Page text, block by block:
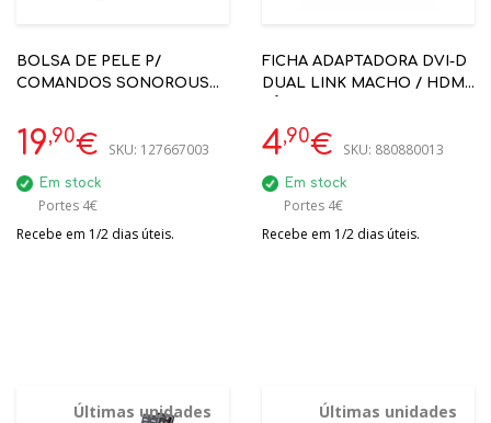
BOLSA DE PELE P/
COMANDOS SONOROUS
19,90€ SKU: 127667003
Em stock
Portes 4€
Recebe em 1/2 dias úteis.
FICHA ADAPTADORA DVI-D
DUAL LINK MACHO / HDMI
REFªADPDVIHDMI01
4,90€ SKU: 880880013
Em stock
Portes 4€
Recebe em 1/2 dias úteis.
Últimas unidades Últimas unidades